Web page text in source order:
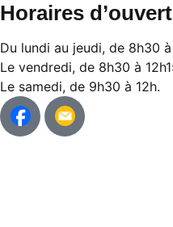
Horaires
Du lundi au jeudi, de 8h30
Le vendredi, de 8h30 à
Le samedi, de 9h30 à 12h.